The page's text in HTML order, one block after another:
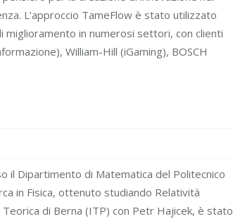
L’approccio TameFlow è stato utilizzato
miglioramento in numerosi settori, con clienti
William-Hill (iGaming), BOSCH
il Dipartimento di Matematica del Politecnico
in Fisica, ottenuto studiando Relatività
di Berna (ITP) con Petr Hajicek, è stato